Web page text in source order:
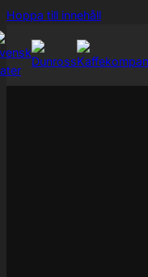
Hoppa till innehållHoppa